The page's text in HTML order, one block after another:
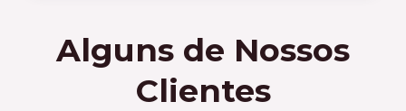
Alguns de Nossos
Clientes